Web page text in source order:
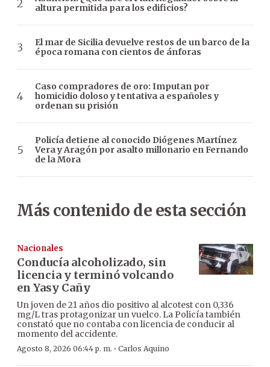
altura permitida para los edificios?
El mar de Sicilia devuelve restos de un barco de la
época romana con cientos de ánforas
Caso compradores de oro: Imputan por
homicidio doloso y tentativa a españoles y
ordenan su prisión
Policía detiene al conocido Diógenes Martínez
Vera y Aragón por asalto millonario en Fernando
de la Mora
Más contenido de esta sección
Nacionales
Conducía alcoholizado, sin
licencia y terminó volcando
en Yasy Cañy
Un joven de 21 años dio positivo al alcotest con 0,336
mg/L tras protagonizar un vuelco. La Policía también
constató que no contaba con licencia de conducir al
momento del accidente.
Agosto 8, 2026 06:44 p. m. · Carlos Aquino